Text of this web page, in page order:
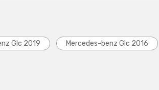
Glc 2019 Mercedes-benz Glc 2016